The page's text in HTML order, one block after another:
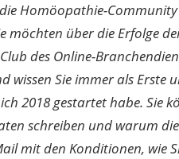
Homöopathie-
über die Erfolge
des Online-
wissen Sie immer als Erste
2018 gestartet habe. Sie
schreiben und warum
mit den Konditionen, wie